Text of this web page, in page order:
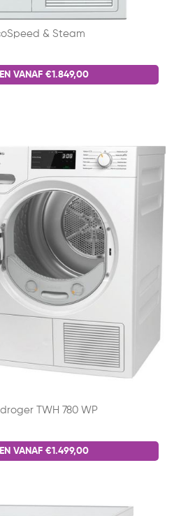
& Steam
VANAF €1.849,00
TWH 780 WP
VANAF €1.499,00